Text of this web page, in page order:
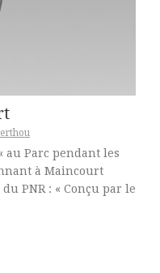
au Parc pendant les
à Maincourt
PNR : « Conçu par le